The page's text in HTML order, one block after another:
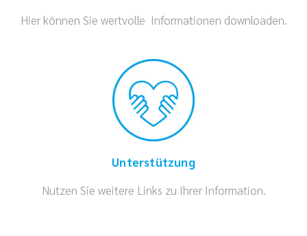
Hier können Sie wertvolle Informationen downloaden.
Unterstützung
Nutzen Sie weitere Links zu Ihrer Information.